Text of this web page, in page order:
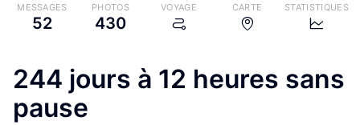
MESSAGES
52
PHOTOS
430
VOYAGE CARTE STATISTIQUES
244 jours à 12 heures sans
pause